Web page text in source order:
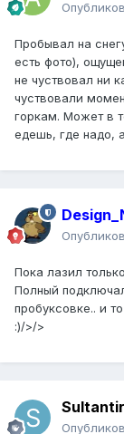
Пробывал на
есть фото),
не чуствовал ни
чуствовали
горкам. Может в
едешь, где надо,
Пока лазил
Полный
пробуксовке.. и
:)/>/>